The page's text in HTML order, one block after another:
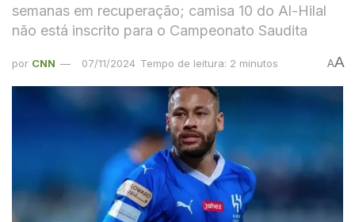
semanas em recuperação; camisa 10 do Al-Hilal
não está inscrito para o Campeonato Saudita
por CNN 07/11/2024 Tempo de leitura: 2 minutos AA